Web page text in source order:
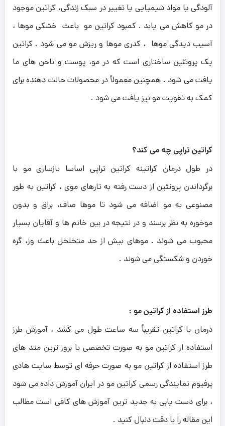
آلودگی یا مواد شیمیایی یا تغییر در سبک زندگی، کراتین موجود
در مو کاهش می یابد . کمبود کراتین مو باعث خشکی موها ،
آسیب دیدگی موها ، کدری موها و ریزش مو می شود . کراتین
یک پروتئین ساختاری است که در مو، پوست و ناخن های ما
یافت می شود . همچنین معمولاً در محصولات حالت دهنده برای
کمک به تقویت مو نیز یافت می شود .
کراتین تراپی چه می کند؟
در طول درمان کراتینه کراتین تراپی اساسا بازسازی مو با
برگرداندن پروتئین از دست رفته به تارهای موی ، کراتین به طور
مصنوعی به مو اضافه می شود تا موها صاف، براق و بدون
موخوره به نظر برسند و در نتیجه در بین خانم ها و آقایان بسیار
محبوب می شوند . موهای بیش از حد متخلخل باعث وز، گره
خوردن و شکستگی می شوند .
طرز استفاده از کراتین مو :
درمان با کراتین تقریباً سه ساعت طول می کشد ، آموزش طرز
استفاده از کراتین مو به صورت تخصصی با بروز ترین متد های
طرز استفاده از کراتین مو به صورت حرفه ای توسط سایت هادی
پرفیوم نمایندگی رسمی کراتین مو در ایران آموزش داده می شود
، برای دست یابی به جدید ترین آموزش های کافی است مطالب
این مقاله را با دقت دنبال کنید .